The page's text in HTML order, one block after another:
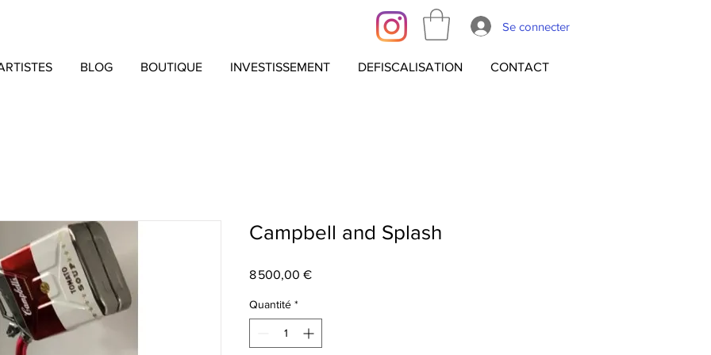
Se connecter
BLOG BOUTIQUE INVESTISSEMENT DEFISCALISATION CONTACT
Campbell and Splash
8 500,00 €Prix
Quantité *